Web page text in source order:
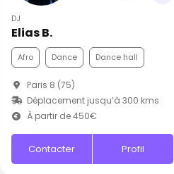
Disco
DJ
Elias B.
Afro Dance Dance hall
Paris 8 (75)
Déplacement jusqu’à 300 kms
À partir de 450€
Contacter Profil